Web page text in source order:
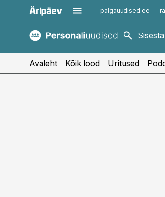
palgauudised.ee
kaubandus.ee
kinnisvarauudised.ee
Avaleht Kõik lood Üritused